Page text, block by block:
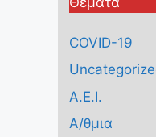
COVID-19
Α.Ε.Ι.
Α/θμια